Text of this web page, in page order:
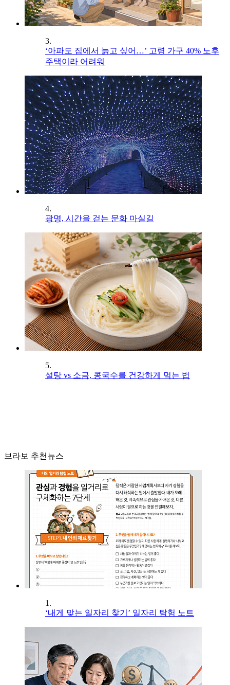
3.
‘아파도 집에서 늙고 싶어…’ 고령 가구 40% 노후
주택이라 어려워
4.
광명, 시간을 걷는 문화 마실길
5.
설탕 vs 소금, 콩국수를 건강하게 먹는 법
브라보 추천뉴스
1.
‘내게 맞는 일자리 찾기’ 일자리 탐험 노트